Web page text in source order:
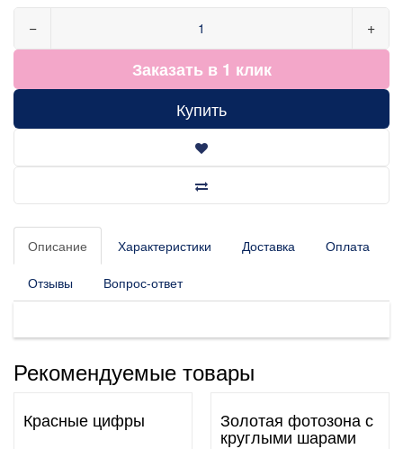
− +
Заказать в 1 клик
Купить
Описание Характеристики Доставка Оплата
Отзывы Вопрос-ответ
Рекомендуемые товары
Красные цифры
Золотая фотозона с
круглыми шарами